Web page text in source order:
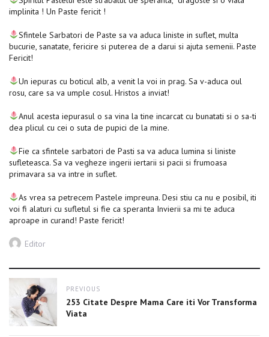
implinita ! Un Paste fericit !
Sfintele Sarbatori de Paste sa va aduca liniste in suflet, multa
bucurie, sanatate, fericire si puterea de a darui si ajuta semenii. Paste
Fericit!
Un iepuras cu boticul alb, a venit la voi in prag. Sa v-aduca oul
rosu, care sa va umple cosul. Hristos a inviat!
Anul acesta iepurasul o sa vina la tine incarcat cu bunatati si o sa-ti
dea plicul cu cei o suta de pupici de la mine.
Fie ca sfintele sarbatori de Pasti sa va aduca lumina si liniste
sufleteasca. Sa va vegheze ingerii iertarii si pacii si frumoasa
primavara sa va intre in suflet.
As vrea sa petrecem Pastele impreuna. Desi stiu ca nu e posibil, iti
voi fi alaturi cu sufletul si fie ca speranta Invierii sa mi te aduca
aproape in curand! Paste fericit!
Author
Editor
Post
navigation
PREVIOUS
Previous
post:
253 Citate Despre Mama Care iti Vor Transforma
Viata